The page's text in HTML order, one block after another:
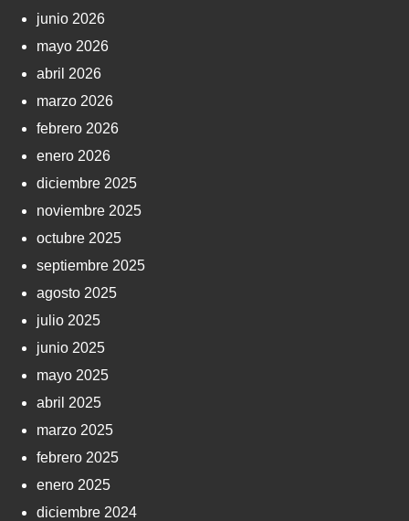
junio 2026
mayo 2026
abril 2026
marzo 2026
febrero 2026
enero 2026
diciembre 2025
noviembre 2025
octubre 2025
septiembre 2025
agosto 2025
julio 2025
junio 2025
mayo 2025
abril 2025
marzo 2025
febrero 2025
enero 2025
diciembre 2024